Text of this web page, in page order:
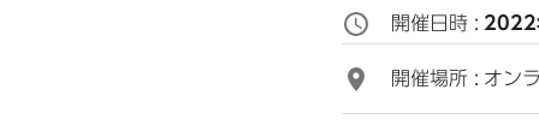
開催日時 : 2022
開催場所 : オン